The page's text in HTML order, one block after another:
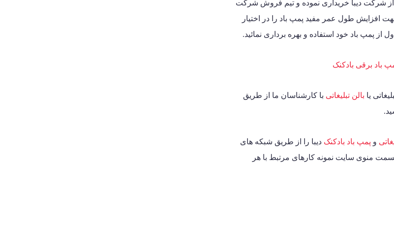
شرکت دیبا خریداری نموده و تیم فروش شرکت
افزایش طول عمر مفید پمپ باد را در اختیار
از پمپ باد خود استفاده و بهره برداری نمائید.
باد برقی بادکنک
یا بالن تبلیغاتی با کارشناسان ما از طریق
و پمپ باد بادکنک دیبا را از طریق شبکه های
قسمت منوی سایت نمونه کارهای مرتبط با هر